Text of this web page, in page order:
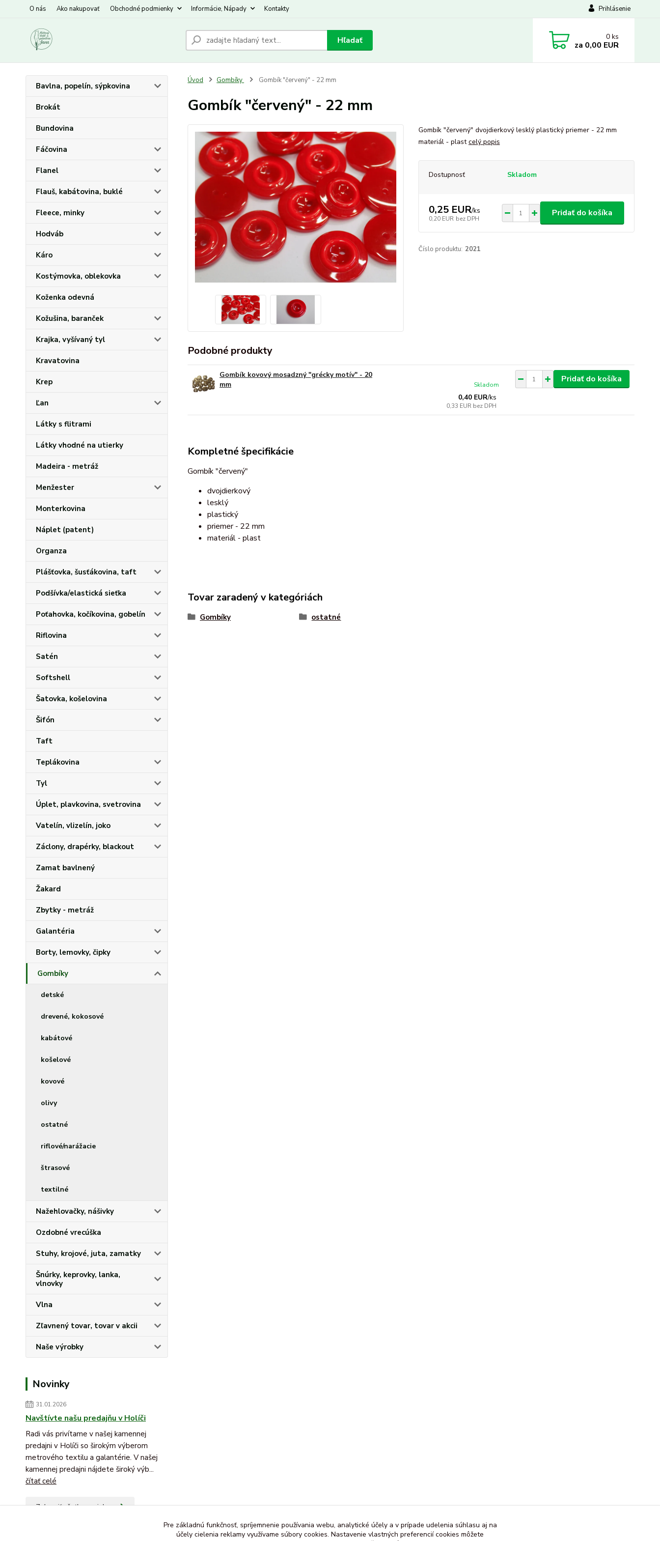
O nás Ako nakupovať Obchodné podmienky Informácie, Nápady Kontakty Prihlásenie
Hľadať 0 ks
za 0,00 EUR
Bavlna, popelín, sýpkovina
Brokát
Bundovina
Fáčovina
Flanel
Flauš, kabátovina, buklé
Fleece, minky
Hodváb
Káro
Kostýmovka, oblekovka
Koženka odevná
Kožušina, baranček
Krajka, vyšívaný tyl
Kravatovina
Krep
Ľan
Látky s flitrami
Látky vhodné na utierky
Madeira - metráž
Menžester
Monterkovina
Náplet (patent)
Organza
Plášťovka, šusťákovina, taft
Podšívka/elastická sieťka
Poťahovka, kočíkovina, gobelín
Riflovina
Satén
Softshell
Šatovka, košelovina
Šifón
Taft
Teplákovina
Tyl
Úplet, plavkovina, svetrovina
Vatelín, vlizelín, joko
Záclony, drapérky, blackout
Zamat bavlnený
Žakard
Zbytky - metráž
Galantéria
Borty, lemovky, čipky
Gombíky
detské
drevené, kokosové
kabátové
košelové
kovové
olivy
ostatné
riflové/narážacie
štrasové
textilné
Nažehlovačky, nášivky
Ozdobné vrecúška
Stuhy, krojové, juta, zamatky
Šnúrky, keprovky, lanka,
vlnovky
Vlna
Zľavnený tovar, tovar v akcii
Naše výrobky
Novinky
31.01.2026
Navštívte našu predajňu v Holíči
Radi vás privítame v našej kamennej
predajni v Holíči so širokým výberom
metrového textilu a galantérie. V našej
kamennej predajni nájdete široký výb...
čítať celé
Zobraziť všetky novinky
Úvod Gombíky Gombík "červený" - 22 mm
Gombík "červený" - 22 mm
Gombík "červený" dvojdierkový lesklý plastický priemer - 22 mm
materiál - plastcelý popis
Dostupnosť Skladom
0,25 EUR/ks
0,20 EUR bez DPH
Pridať do košíka
Číslo produktu: 2021
Podobné produkty
Gombík kovový mosadzný "grécky motív" - 20
mm
0,40 EUR/ks
0,33 EUR bez DPH
Skladom
Pridať do košíka
Kompletné špecifikácie
Gombík "červený"
dvojdierkový
lesklý
plastický
priemer - 22 mm
materiál - plast
Tovar zaradený v kategóriách
Gombíky ostatné
Pre základnú funkčnosť, spríjemnenie používania webu, analytické účely a v prípade udelenia súhlasu aj na
účely cielenia reklamy využívame súbory cookies. Nastavenie vlastných preferencií cookies môžete